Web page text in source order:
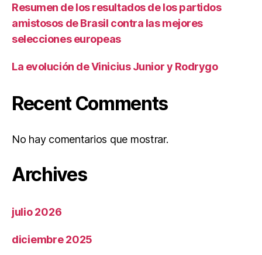
Resumen de los resultados de los partidos
amistosos de Brasil contra las mejores
selecciones europeas
La evolución de Vinicius Junior y Rodrygo
Recent Comments
No hay comentarios que mostrar.
Archives
julio 2026
diciembre 2025